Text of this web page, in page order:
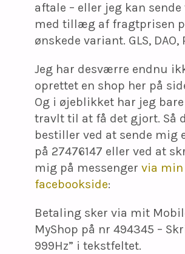
aftale – eller jeg kan
med tillæg af fragtprisen
ønskede variant. GLS, DAO,
Jeg har desværre endnu
oprettet en shop her på
Og i øjeblikket har jeg
travlt til at få det gjort. Så
bestiller ved at sende mig
på 27476147 eller ved at
mig på messenger via min
facebookside:
Betaling sker via mit
MyShop på nr 494345 –
999Hz” i tekstfeltet.